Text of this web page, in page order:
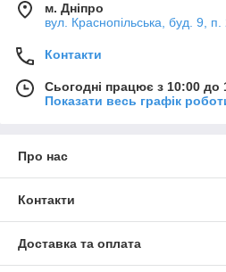
м. Дніпро
вул. Краснопільська, буд. 9,
Контакти
Сьогодні працює з 10:00 до
Показати весь графік
Про нас
Контакти
Доставка та оплата